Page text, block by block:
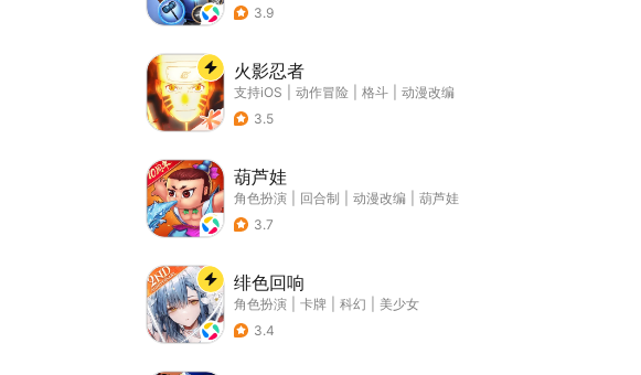
3.9
火影忍者
支持iOS 动作冒险 格斗
动漫改编
3.5
葫芦娃
角色扮演 回合制 动漫改编
葫芦娃
3.7
绯色回响
角色扮演 卡牌 科幻
美少女
3.4